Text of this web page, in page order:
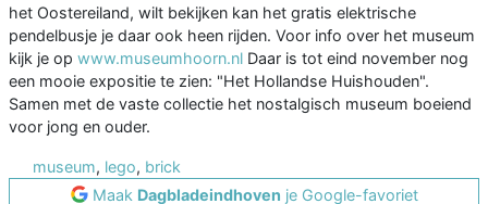
het Oostereiland, wilt bekijken kan het gratis elektrische
pendelbusje je daar ook heen rijden. Voor info over het museum
kijk je op www.museumhoorn.nl Daar is tot eind november nog
een mooie expositie te zien: "Het Hollandse Huishouden".
Samen met de vaste collectie het nostalgisch museum boeiend
voor jong en ouder.
museum, lego, brick
Maak Dagbladeindhoven je Google-favoriet